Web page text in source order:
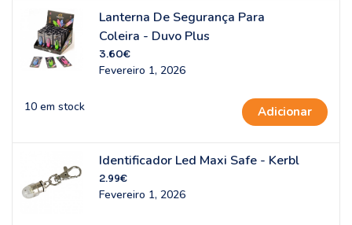
Lanterna De Segurança Para
Coleira - Duvo Plus
3.60€
Fevereiro 1, 2026
10 em stock Adicionar
Identificador Led Maxi Safe - Kerbl
2.99€
Fevereiro 1, 2026